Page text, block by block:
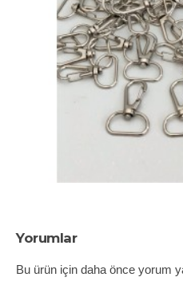
Yorumlar
Bu ürün için daha önce yorum